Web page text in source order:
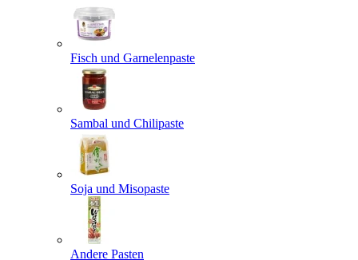
Fisch und Garnelenpaste
Sambal und Chilipaste
Soja und Misopaste
Andere Pasten